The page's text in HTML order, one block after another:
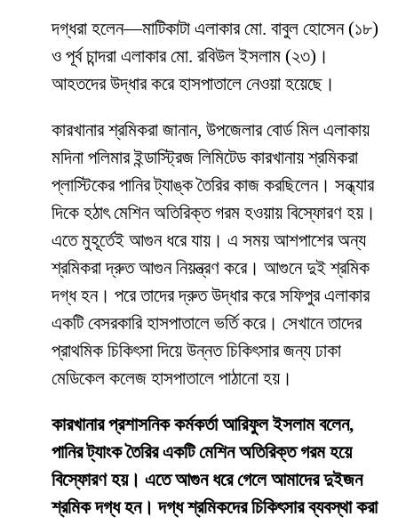
দগ্ধরা হলেন—মাটিকাটা এলাকার মো. বাবুল হোসেন (১৮)
ও পূর্ব চান্দরা এলাকার মো. রবিউল ইসলাম (২৩)।
আহতদের উদ্ধার করে হাসপাতালে নেওয়া হয়েছে।
কারখানার শ্রমিকরা জানান, উপজেলার বোর্ড মিল এলাকায়
মদিনা পলিমার ইন্ডাস্ট্রিজ লিমিটেড কারখানায় শ্রমিকরা
প্লাস্টিকের পানির ট্যাঙ্ক তৈরির কাজ করছিলেন। সন্ধ্যার
দিকে হঠাৎ মেশিন অতিরিক্ত গরম হওয়ায় বিস্ফোরণ হয়।
এতে মুহূর্তেই আগুন ধরে যায়। এ সময় আশপাশের অন্য
শ্রমিকরা দ্রুত আগুন নিয়ন্ত্রণ করে। আগুনে দুই শ্রমিক
দগ্ধ হন। পরে তাদের দ্রুত উদ্ধার করে সফিপুর এলাকার
একটি বেসরকারি হাসপাতালে ভর্তি করে। সেখানে তাদের
প্রাথমিক চিকিৎসা দিয়ে উন্নত চিকিৎসার জন্য ঢাকা
মেডিকেল কলেজ হাসপাতালে পাঠানো হয়।
কারখানার প্রশাসনিক কর্মকর্তা আরিফুল ইসলাম বলেন,
পানির ট্যাংক তৈরির একটি মেশিন অতিরিক্ত গরম হয়ে
বিস্ফোরণ হয়। এতে আগুন ধরে গেলে আমাদের দুইজন
শ্রমিক দগ্ধ হন। দগ্ধ শ্রমিকদের চিকিৎসার ব্যবস্থা করা